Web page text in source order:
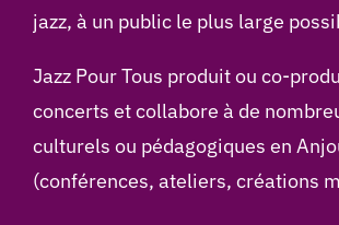
jazz, à un public le plus large
Jazz Pour Tous produit ou co-
concerts et collabore à de
culturels ou pédagogiques en
(conférences, ateliers, créations